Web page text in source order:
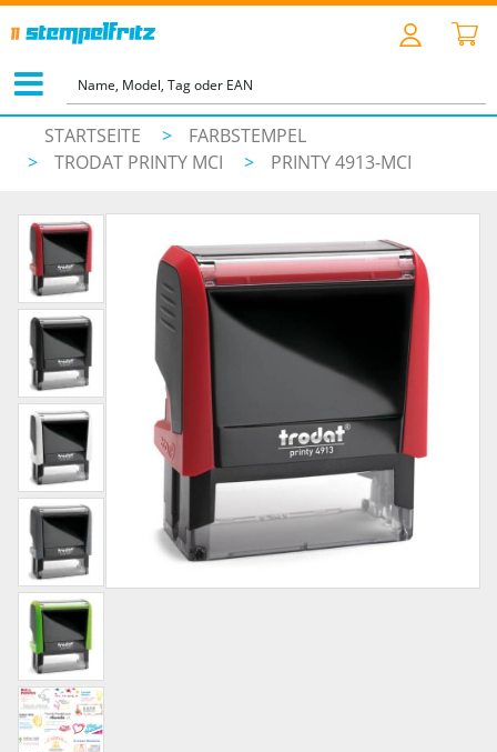
STARTSEITE >
FARBSTEMPEL
>
TRODAT PRINTY MCI > PRINTY 4913-MCI